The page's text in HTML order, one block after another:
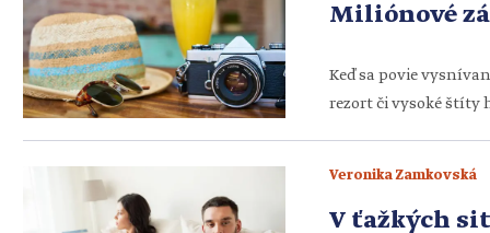
Miliónové
Keď sa povie
rezort či vysoké štíty
V ťažkých
Veronika Zamkovská